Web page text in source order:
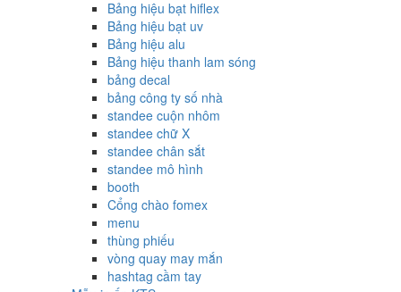
Bảng hiệu bạt hiflex
Bảng hiệu bạt uv
Bảng hiệu alu
Bảng hiệu thanh lam sóng
bảng decal
bảng công ty số nhà
standee cuộn nhôm
standee chữ X
standee chân sắt
standee mô hình
booth
Cổng chào fomex
menu
thùng phiếu
vòng quay may mắn
hashtag cầm tay